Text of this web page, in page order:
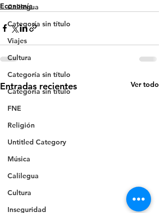
Calilegua
Categoría sin título
Viajes
Cultura
Categoría sin título
Categoría sin título
FNE
Religión
Untitled Category
Música
Calilegua
Cultura
Inseguridad
Economía
Entradas recientes Ver todo